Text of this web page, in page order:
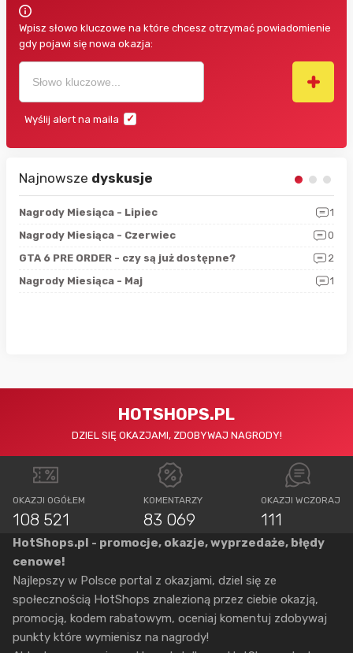
Wpisz słowo kluczowe na które chcesz otrzymać powiadomienie
gdy pojawi się nowa okazja:
Wyślij alert na maila
Najnowsze dyskusje
Nagrody Miesiąca - Lipiec
1
Nagrody Miesiąca - Czerwiec
0
GTA 6 PRE ORDER - czy są już dostępne?
2
Nagrody Miesiąca - Maj
1
HOTSHOPS.PL
DZIEL SIĘ OKAZJAMI, ZDOBYWAJ NAGRODY!
OKAZJI OGÓŁEM
108 521
KOMENTARZY
83 069
OKAZJI WCZORAJ
111
HotShops.pl - promocje, okazje, wyprzedaże, błędy
cenowe!
Najlepszy w Polsce portal z okazjami, dziel się ze
społecznością HotShops znalezioną przez ciebie okazją,
promocją, kodem rabatowym, oceniaj komentuj zdobywaj
punkty które wymienisz na nagrody!